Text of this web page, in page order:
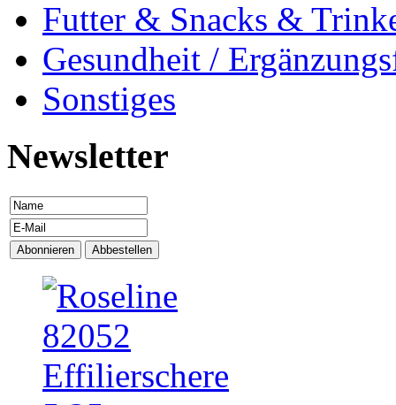
Futter & Snacks &
Gesundheit /
Sonstiges
Newsletter